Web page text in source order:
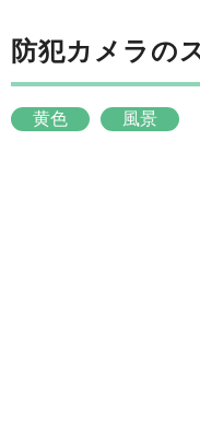
防犯カメラの
黄色 風景